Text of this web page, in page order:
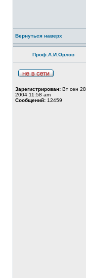
Вернуться наверх
Проф.А.И.Орлов
Зарегистрирован: Вт сен 28,
2004 11:58 am
Сообщений: 12459